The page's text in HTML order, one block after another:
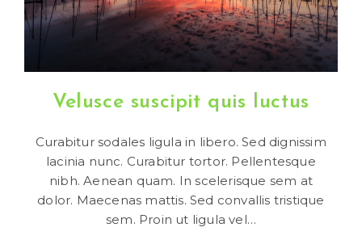
Velusce suscipit quis luctus
Curabitur sodales ligula in libero. Sed dignissim
lacinia nunc. Curabitur tortor. Pellentesque
nibh. Aenean quam. In scelerisque sem at
dolor. Maecenas mattis. Sed convallis tristique
sem. Proin ut ligula vel…